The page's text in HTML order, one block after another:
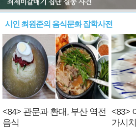
시인 최원준의 음식문화 잡학사전
<84> 관문과 환대, 부산 역전
음식
<83>
가시치